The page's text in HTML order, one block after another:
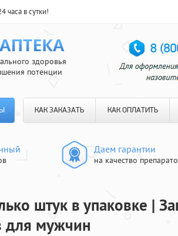
часа в сутки!
здоровья
потенции
КАК ЗАКАЗАТЬ КАК ОПЛАТИТЬ
Даем гарантии
на качество
штук в упаковке |
для мужчин